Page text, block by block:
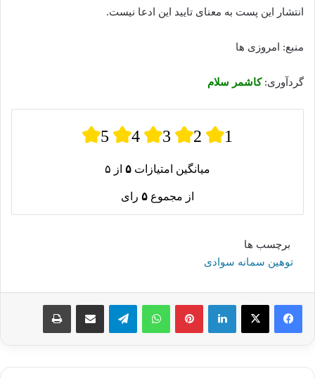
انتشار این پست به معنای تایید این ادعا نیست.
منبع: امروزی ها
گردآوری:کاشمر سلام
5 4 3 2 1
میانگین امتیازات ۵ از ۵
از مجموع ۵ رای
برچسب ها
توهین سمانه سوادی
لینکدین پینترستواتس آپ تلگرام اشتراک گذاری از طریق ایمیل چاپ